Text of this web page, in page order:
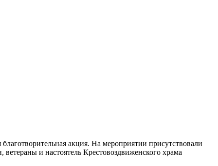
акция. На мероприятии присутствовали
и настоятель Крестовоздвиженского храма